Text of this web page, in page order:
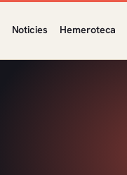
Noticies Hemeroteca